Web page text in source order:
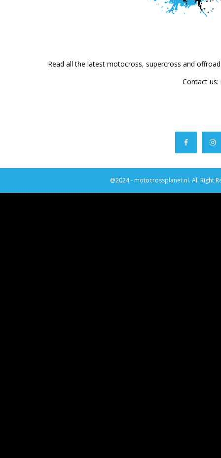
Read all the latest motocross, supercross and
Contact us:
@2024 - motocrossplanet.nl. All Right